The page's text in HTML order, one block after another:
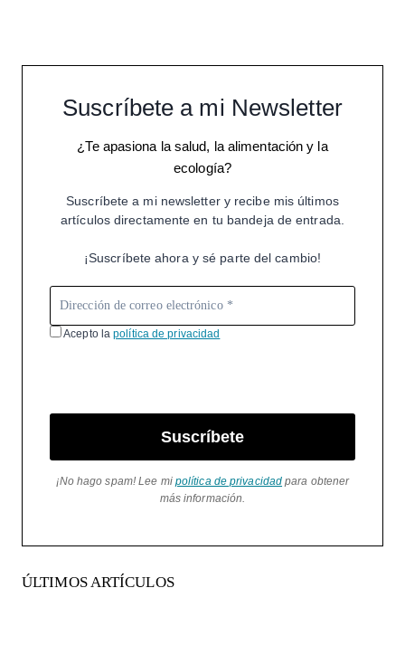
Suscríbete a mi Newsletter
¿Te apasiona la salud, la alimentación y la
ecología?
Suscríbete a mi newsletter y recibe mis últimos
artículos directamente en tu bandeja de entrada.
¡Suscríbete ahora y sé parte del cambio!
Acepto lapolítica de privacidad
Suscríbete
¡No hago spam! Lee mi política de privacidad para obtener
más información.
ÚLTIMOS ARTÍCULOS